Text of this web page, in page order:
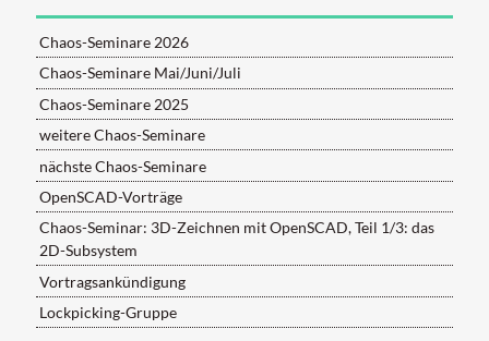
Chaos-Seminare 2026
Chaos-Seminare Mai/Juni/Juli
Chaos-Seminare 2025
weitere Chaos-Seminare
nächste Chaos-Seminare
OpenSCAD-Vorträge
Chaos-Seminar: 3D-Zeichnen mit OpenSCAD, Teil 1/3: das
2D-Subsystem
Vortragsankündigung
Lockpicking-Gruppe